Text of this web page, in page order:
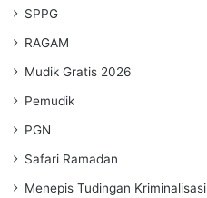
SPPG
RAGAM
Mudik Gratis 2026
Pemudik
PGN
Safari Ramadan
Menepis Tudingan Kriminalisasi